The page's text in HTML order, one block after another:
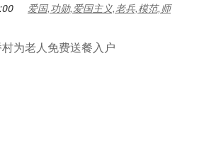
爱国,功勋,爱国主义,老兵,模范,师